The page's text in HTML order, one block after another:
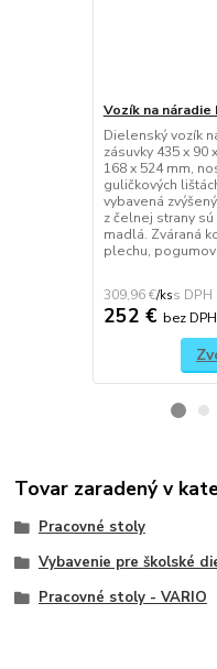
Vozík na náradie
Dielenský vozík
zásuvky 435 x 90
168 x 524 mm,
guličkových
vybavená
z čelnej strany
madlá. Zváraná
plechu,
309,96 €/ks
252 € bez DPH
Tovar zaradený v
Pracovné stoly
Vybavenie pre školské
Pracovné stoly - VARIO